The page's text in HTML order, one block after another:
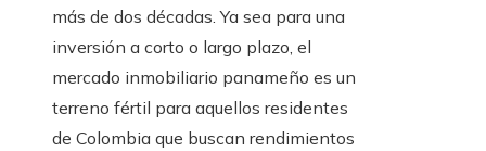
más de dos décadas. Ya sea para una
inversión a corto o largo plazo, el
mercado inmobiliario panameño es un
terreno fértil para aquellos residentes
de Colombia que buscan rendimientos